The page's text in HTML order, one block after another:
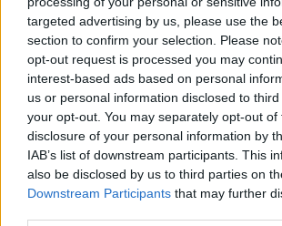
targeted advertising by us, please use the
section to confirm your selection. Please
opt-out request is processed you may
interest-based ads based on personal
us or personal information disclosed to
your opt-out. You may separately opt-out of
disclosure of your personal information by
IAB’s list of downstream participants. This
also be disclosed by us to third parties on
Downstream Participants that may further
Unikanie parkowania pojazdów
reklamami, billboardami i
budowlanymi.
REKLAMA